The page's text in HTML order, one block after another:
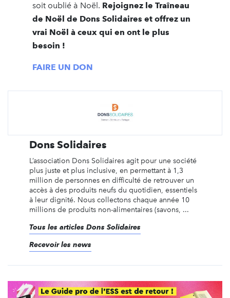
soit oublié à Noël. Rejoignez le Traîneau
de Noël de Dons Solidaires et offrez un
vrai Noël à ceux qui en ont le plus
besoin !
FAIRE UN DON
Dons Solidaires
L’association Dons Solidaires agit pour une société
plus juste et plus inclusive, en permettant à 1,3
million de personnes en difficulté de retrouver un
accès à des produits neufs du quotidien, essentiels
à leur dignité. Nous collectons chaque année 10
millions de produits non-alimentaires (savons, ...
Tous les articles Dons Solidaires
Recevoir les news